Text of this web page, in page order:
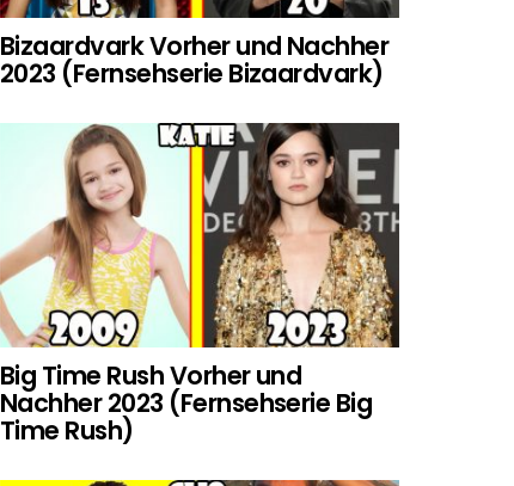
Bizaardvark Vorher und Nachher
2023 (Fernsehserie Bizaardvark)
Big Time Rush Vorher und
Nachher 2023 (Fernsehserie Big
Time Rush)